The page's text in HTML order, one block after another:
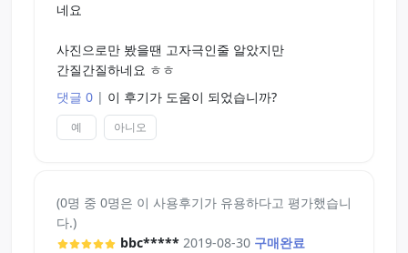
네요
사진으로만 봤을땐 고자극인줄 알았지만
간질간질하네요 ㅎㅎ
댓글 0 | 이 후기가 도움이 되었습니까?
예 아니오
(0명 중 0명은 이 사용후기가 유용하다고 평가했습니
다.)
bbc***** 2019-08-30 구매완료